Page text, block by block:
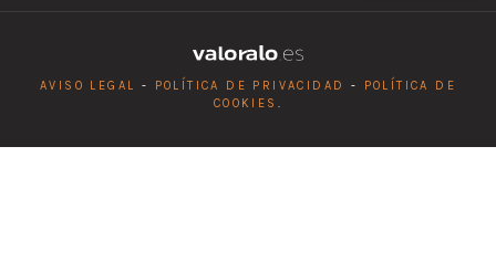
AVISO LEGAL - POLÍTICA DE PRIVACIDAD -
POLÍTICA DE
COOKIES .